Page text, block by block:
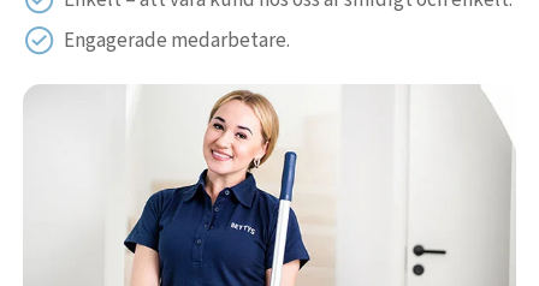
Engagerade medarbetare.